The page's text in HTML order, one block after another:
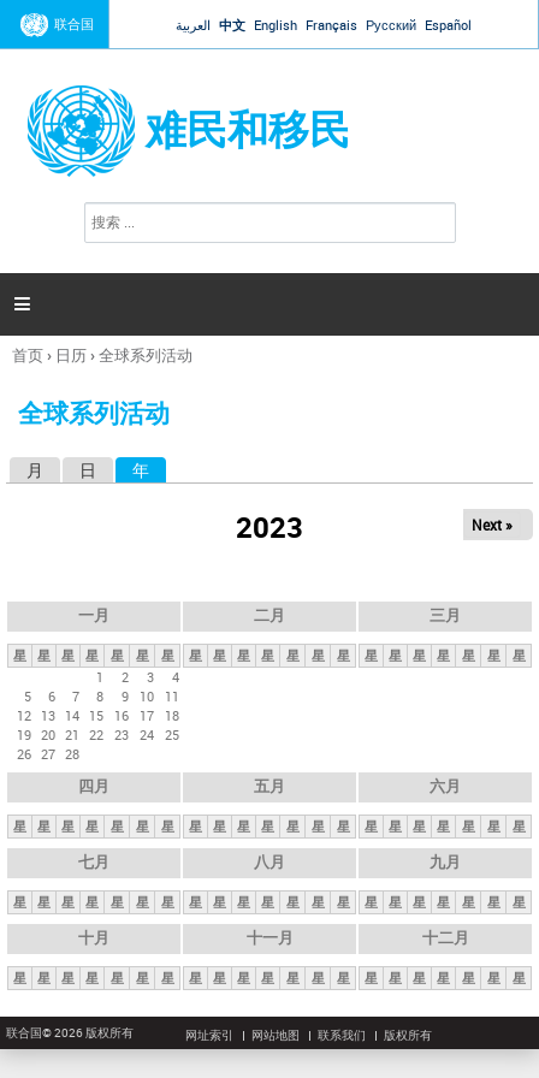
Jump to navigation
联合国 العربية 中文 English Français Русский Español
难民和移民
搜
索

你
这
首页› 日历›全球系列活动
全球系列活动
月 日 年
2023 Next »
一月
星 星 星 星 星 星
星
1
2 3
4
5
6 7 8 9 10
11
12 13 14 15 16 17
18
19 20 21 22 23 24 25
26 27 28
二月
星 星 星 星 星 星 星
三月
星 星 星 星 星 星 星
四月
星 星 星 星 星 星 星
五月
星 星 星 星 星 星 星
六月
星 星 星 星 星 星 星
七月
星 星 星 星 星 星 星
八月
星 星 星 星 星 星 星
九月
星 星 星 星 星 星 星
十月
星 星 星 星 星 星 星
十一月
星 星 星 星 星 星 星
十二月
星 星 星 星 星 星 星
联合国© 2026 版权所有 网址索引 网站地图 联系我们 版权所有